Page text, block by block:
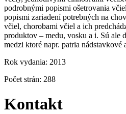
podrobnými popismi ošetrovania
popismi zariadení potrebných na
včiel, chorobami včiel a ich
produktov – medu, vosku a i. Sú ale
medzi ktoré napr. patria nádstavkové
Rok vydania: 2013
Počet strán: 288
Kontakt